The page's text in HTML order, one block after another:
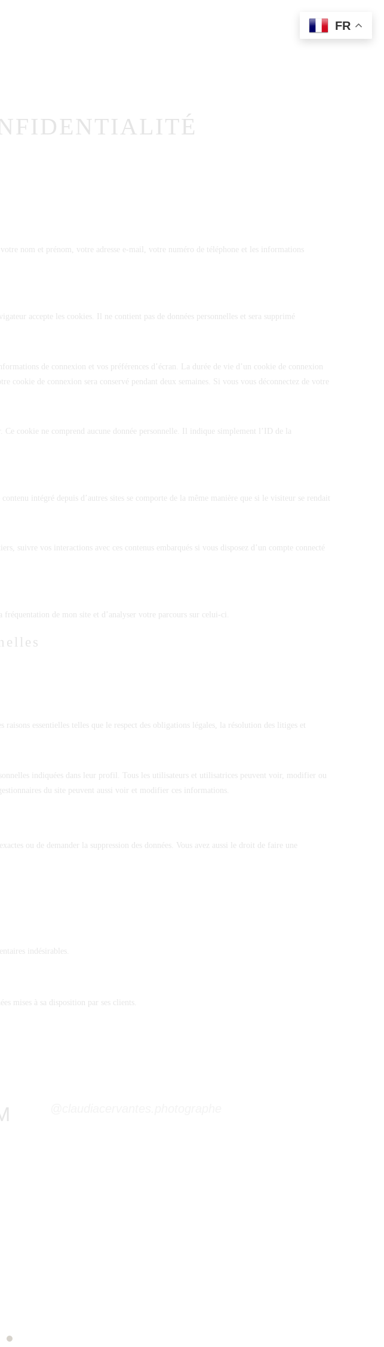
nom et prénom, votre adresse e-mail, votre numéro de téléphone et les informations
accepte les cookies. Il ne contient pas de données personnelles et sera supprimé
de connexion et vos préférences d’écran. La durée de vie d’un cookie de connexion
cookie de connexion sera conservé pendant deux semaines. Si vous vous déconnectez de votre
cookie ne comprend aucune donnée personnelle. Il indique simplement l’ID de la
intégré depuis d’autres sites se comporte de la même manière que si le visiteur se rendait
suivre vos interactions avec ces contenus embarqués si vous disposez d’un compte connecté
de mon site et d’analyser votre parcours sur celui-ci.
essentielles telles que le respect des obligations légales, la résolution des litiges et
indiquées dans leur profil. Tous les utilisateurs et utilisatrices peuvent voir, modifier ou
du site peuvent aussi voir et modifier ces informations.
ou de demander la suppression des données. Vous avez aussi le droit de faire une
indésirables.
mises à sa disposition par ses clients.
FR